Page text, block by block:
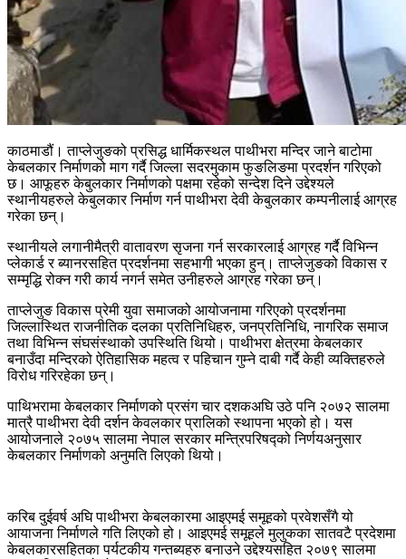
काठमाडौं। ताप्लेजुङको प्रसिद्ध धार्मिकस्थल पाथीभरा मन्दिर जाने बाटोमा
केबलकार निर्माणको माग गर्दै जिल्ला सदरमुकाम फुङलिङमा प्रदर्शन गरिएको
छ। आफूहरु केबुलकार निर्माणको पक्षमा रहेको सन्देश दिने उद्देश्यले
स्थानीयहरुले केबुलकार निर्माण गर्न पाथीभरा देवी केबुलकार कम्पनीलाई आग्रह
गरेका छन्।
स्थानीयले लगानीमैत्री वातावरण सृजना गर्न सरकारलाई आग्रह गर्दै विभिन्न
प्लेकार्ड र ब्यानरसहित प्रदर्शनमा सहभागी भएका हुन्। ताप्लेजुङको विकास र
सम्मृद्धि रोक्न गरी कार्य नगर्न समेत उनीहरुले आग्रह गरेका छन्।
ताप्लेजुङ विकास प्रेमी युवा समाजको आयोजनामा गरिएको प्रदर्शनमा
जिल्लास्थित राजनीतिक दलका प्रतिनिधिहरु, जनप्रतिनिधि, नागरिक समाज
तथा विभिन्न संघसंस्थाको उपस्थिति थियो। पाथीभरा क्षेत्रमा केबलकार
बनाउँदा मन्दिरको ऐतिहासिक महत्व र पहिचान गुम्ने दाबी गर्दै केही व्यक्तिहरुले
विरोध गरिरहेका छन्।
पाथिभरामा केबलकार निर्माणको प्रसंग चार दशकअघि उठे पनि २०७२ सालमा
मात्रै पाथीभरा देवी दर्शन केवलकार प्रालिको स्थापना भएको हो। यस
आयोजनाले २०७५ सालमा नेपाल सरकार मन्त्रिपरिषद्को निर्णयअनुसार
केबलकार निर्माणको अनुमति लिएको थियो।
करिब दुईवर्ष अघि पाथीभरा केबलकारमा आइएमई समूहको प्रवेशसँगै यो
आयाजना निर्माणले गति लिएको हो। आइएमई समूहले मुलुकका सातवटै प्रदेशमा
केबलकारसहितका पर्यटकीय गन्तब्यहरु बनाउने उद्देश्यसहित २०७९ सालमा